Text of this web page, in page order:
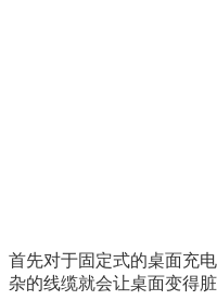
首先对于固定式的桌面充
杂的线缆就会让桌面变得